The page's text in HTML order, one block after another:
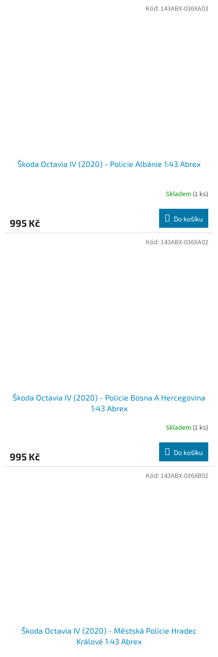
Škoda Octavia IV (2020) - Policie Albánie 1:43 Abrex
Skladem (1 ks)
995 Kč Do košíku
Kód: 143ABX-036XA03
Škoda Octavia IV (2020) - Policie Bosna A Hercegovina
1:43 Abrex
Skladem (1 ks)
995 Kč Do košíku
Kód: 143ABX-036XA02
Škoda Octavia IV (2020) - Městská Policie Hradec
Králové 1:43 Abrex
Kód: 143ABX-036XB02